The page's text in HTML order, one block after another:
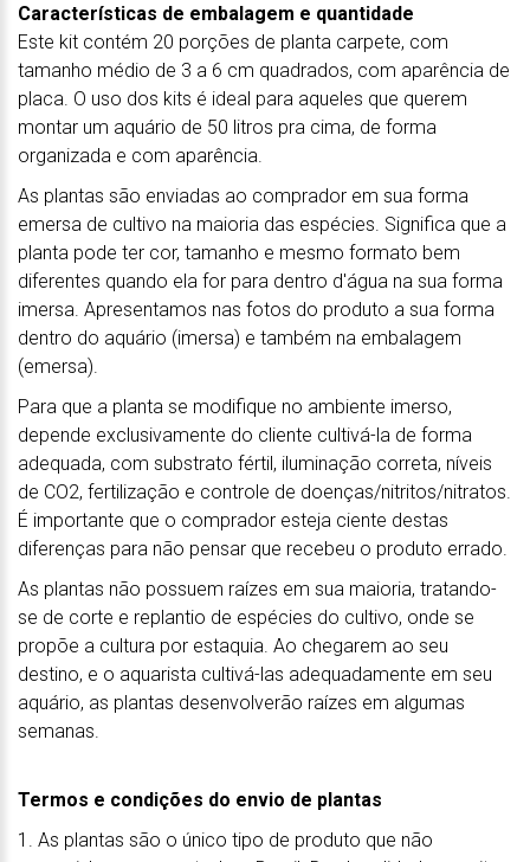
Características de embalagem e quantidade
Este kit contém 20 porções de planta carpete, com
tamanho médio de 3 a 6 cm quadrados, com aparência de
placa. O uso dos kits é ideal para aqueles que querem
montar um aquário de 50 litros pra cima, de forma
organizada e com aparência.
As plantas são enviadas ao comprador em sua forma
emersa de cultivo na maioria das espécies. Significa que a
planta pode ter cor, tamanho e mesmo formato bem
diferentes quando ela for para dentro d'água na sua forma
imersa. Apresentamos nas fotos do produto a sua forma
dentro do aquário (imersa) e também na embalagem
(emersa).
Para que a planta se modifique no ambiente imerso,
depende exclusivamente do cliente cultivá-la de forma
adequada, com substrato fértil, iluminação correta, níveis
de CO2, fertilização e controle de doenças/nitritos/nitratos.
É importante que o comprador esteja ciente destas
diferenças para não pensar que recebeu o produto errado.
As plantas não possuem raízes em sua maioria, tratando-
se de corte e replantio de espécies do cultivo, onde se
propõe a cultura por estaquia. Ao chegarem ao seu
destino, e o aquarista cultivá-las adequadamente em seu
aquário, as plantas desenvolverão raízes em algumas
semanas.
Termos e condições do envio de plantas
1. As plantas são o único tipo de produto que não